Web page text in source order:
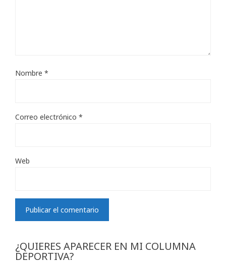
Nombre *
Correo electrónico *
Web
¿QUIERES APARECER EN MI COLUMNA
DEPORTIVA?